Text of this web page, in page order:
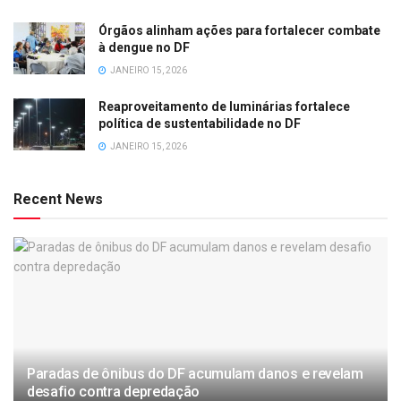
Órgãos alinham ações para fortalecer combate
à dengue no DF
JANEIRO 15, 2026
Reaproveitamento de luminárias fortalece
política de sustentabilidade no DF
JANEIRO 15, 2026
Recent News
Paradas de ônibus do DF acumulam danos e revelam
desafio contra depredação